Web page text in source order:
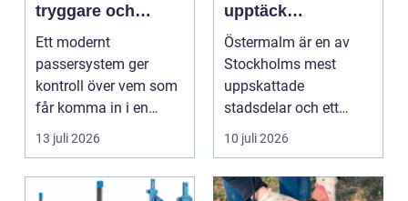
tryggare och
smidigare tillträde
Ett modernt
passersystem ger
kontroll över vem som
får komma in i en
byggnad, när de får
komma in oc...
13 juli 2026
upptäck
matupplevelser i
en av Stockholms
mest attraktiva
stadsdelar
Östermalm är en av
Stockholms mest
uppskattade
stadsdelar och ett
självklart val f&ou...
10 juli 2026